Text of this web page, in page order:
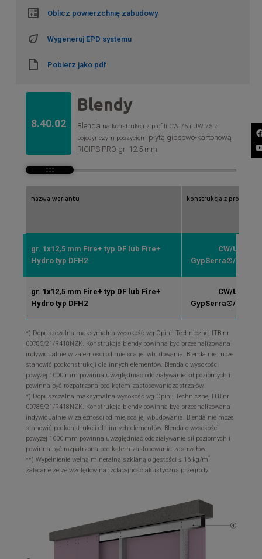
Oblicz powierzchnię zabudowy
Wygeneruj EPD systemu
Pobierz jako pdf
8.40.02
Blendy
Blenda na konstrukcji z profili CW 75 i UW 75 z
pojedynczym poszyciem płytą gipsowo-kartonową
RIGIPS PRO gr. 12.5 mm
nazwa wariantu konstrukcja z profili
gr. 1x12,5 mm Fire+ typ DF lub Fire+
Hydro typ DFH2
CW/UW 75
GypSerra®/
gr. 1x12,5 mm Fire+ typ DF lub Fire+
Hydro typ DFH2
CW/UW 75
GypSerra®/
*) Dopuszczalna maksymalna wysokość wg Opinii Technicznej ITB nr
00785/21/R418NZK. Konstrukcja blendy powinna być przeanalizowana
indywidualnie w zależności od miejsca jej wbudowania. Blenda nie może
stanowić podkonstrukcji dla innych elementów. Blenda o wysokości
powyżej 1000 mm powinna uwzględniać oddziaływanie sił poziomych i
powinna być rozpatrzona pod kątem zastosowaniazastrzałów.
*) Dopuszczalna maksymalna wysokość wg Opinii Technicznej ITB nr
00785/21/R418NZK. Konstrukcja blendy powinna być przeanalizowana
indywidualnie w zależności od miejsca jej wbudowania. Blenda nie może
stanowić podkonstrukcji dla innych elementów. Blenda o wysokości
powyżej 1000 mm powinna uwzględniać oddziaływanie sił poziomych i
powinna być rozpatrzona pod kątem zastosowania zastrzałów.
**) Wypełnienie wełną mineralną szklaną o gęstości ≤ 16 kg/m3
zalecane ze ze względów na izolacyjność akustyczną przegrody.